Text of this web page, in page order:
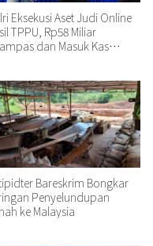
Eksekusi Aset Judi Online
TPPU, Rp58 Miliar
dan Masuk Kas
Bareskrim Bongkar
Penyelundupan
ke Malaysia